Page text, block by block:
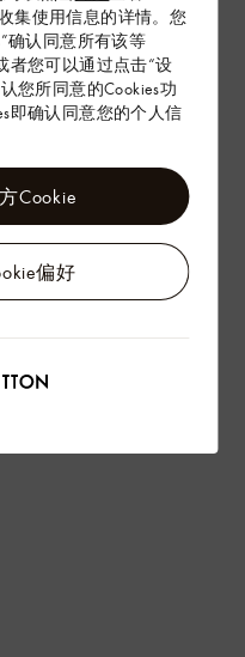
集使用信息的详情。您
确认同意所有该等
者您可以通过点击“设
您所同意的Cookies功
即确认同意您的个人信
偏好
Cookie